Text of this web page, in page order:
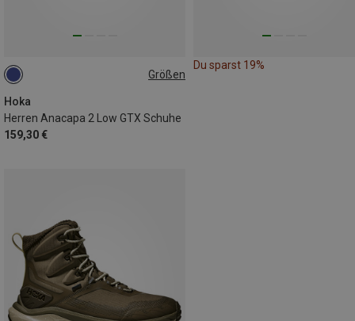
Größen
Hoka
Herren Anacapa 2 Low GTX Schuhe
159,30 €
46
Du sparst 19%